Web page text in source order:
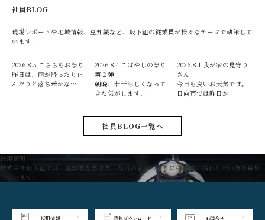
社員BLOG
現場レポートや地域情報、豆知識など、坂下組の従業員が様々なテーマで執筆して
います。
2026.8.5 こちらもお祭り
昨日は、雨が降ったり止
んだりと落ち着かな…
2026.8.4 こばやしの祭り
第２弾
朝晩、若干涼しくなって
きた気がします。 …
2026.8.1 我が家の見守り
さん
今日も良いお天気です。
日向市では昨日か…
社員BLOG一覧へ
採用情報
株式会社坂下組では、建設業を志す方、九州のまちづくりに積極的に携わりたい方を募集
しています。
採用情報 資料ダウンロード お問合せ